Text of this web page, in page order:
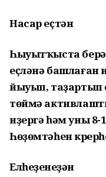
Насар еҫтән
Һыуытҡыста
еҫләнә башлаған
йыуып, таҙартып
төймә
иҙергә һәм уны 8-
Һөҙөмтәһен
Елһеҙенеүҙән